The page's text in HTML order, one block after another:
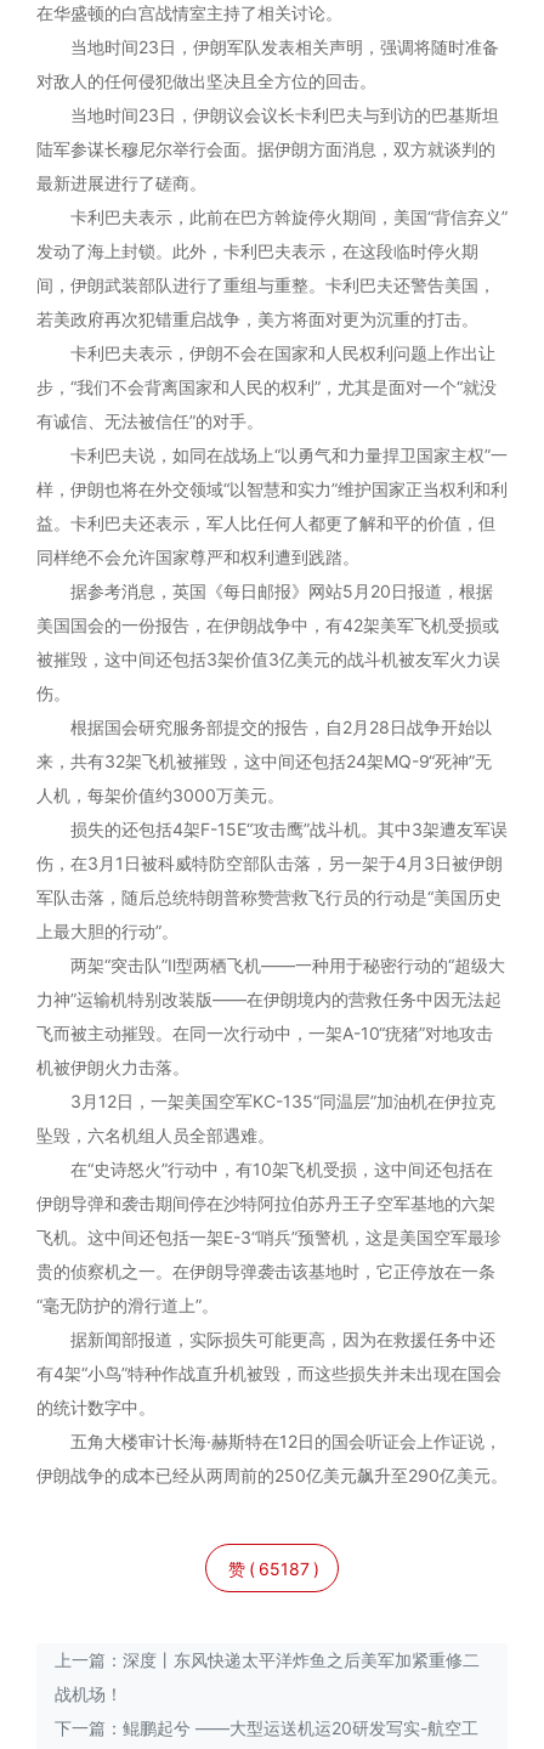
在华盛顿的白宫战情室主持了相关讨论。
当地时间23日，伊朗军队发表相关声明，强调将随时准备
对敌人的任何侵犯做出坚决且全方位的回击。
当地时间23日，伊朗议会议长卡利巴夫与到访的巴基斯坦
陆军参谋长穆尼尔举行会面。据伊朗方面消息，双方就谈判的
最新进展进行了磋商。
卡利巴夫表示，此前在巴方斡旋停火期间，美国“背信弃义”
发动了海上封锁。此外，卡利巴夫表示，在这段临时停火期
间，伊朗武装部队进行了重组与重整。卡利巴夫还警告美国，
若美政府再次犯错重启战争，美方将面对更为沉重的打击。
卡利巴夫表示，伊朗不会在国家和人民权利问题上作出让
步，“我们不会背离国家和人民的权利”，尤其是面对一个“就没
有诚信、无法被信任”的对手。
卡利巴夫说，如同在战场上“以勇气和力量捍卫国家主权”一
样，伊朗也将在外交领域“以智慧和实力”维护国家正当权利和利
益。卡利巴夫还表示，军人比任何人都更了解和平的价值，但
同样绝不会允许国家尊严和权利遭到践踏。
据参考消息，英国《每日邮报》网站5月20日报道，根据
美国国会的一份报告，在伊朗战争中，有42架美军飞机受损或
被摧毁，这中间还包括3架价值3亿美元的战斗机被友军火力误
伤。
根据国会研究服务部提交的报告，自2月28日战争开始以
来，共有32架飞机被摧毁，这中间还包括24架MQ-9“死神”无
人机，每架价值约3000万美元。
损失的还包括4架F-15E“攻击鹰”战斗机。其中3架遭友军误
伤，在3月1日被科威特防空部队击落，另一架于4月3日被伊朗
军队击落，随后总统特朗普称赞营救飞行员的行动是“美国历史
上最大胆的行动”。
两架“突击队”Ⅱ型两栖飞机——一种用于秘密行动的“超级大
力神”运输机特别改装版——在伊朗境内的营救任务中因无法起
飞而被主动摧毁。在同一次行动中，一架A-10“疣猪”对地攻击
机被伊朗火力击落。
3月12日，一架美国空军KC-135“同温层”加油机在伊拉克
坠毁，六名机组人员全部遇难。
在“史诗怒火”行动中，有10架飞机受损，这中间还包括在
伊朗导弹和袭击期间停在沙特阿拉伯苏丹王子空军基地的六架
飞机。这中间还包括一架E-3“哨兵”预警机，这是美国空军最珍
贵的侦察机之一。在伊朗导弹袭击该基地时，它正停放在一条
“毫无防护的滑行道上”。
据新闻部报道，实际损失可能更高，因为在救援任务中还
有4架“小鸟”特种作战直升机被毁，而这些损失并未出现在国会
的统计数字中。
五角大楼审计长海·赫斯特在12日的国会听证会上作证说，
伊朗战争的成本已经从两周前的250亿美元飙升至290亿美元。
赞 ( 65187)
上一篇： 深度丨东风快递太平洋炸鱼之后美军加紧重修二
战机场！
下一篇： 鲲鹏起兮 ——大型运送机运20研发写实-航空工